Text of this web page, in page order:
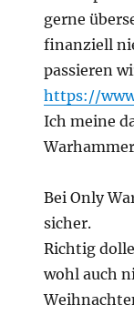
gerne
finanziell
passieren
https://
Ich meine
Bei Only
sicher.
Richtig
wohl auch